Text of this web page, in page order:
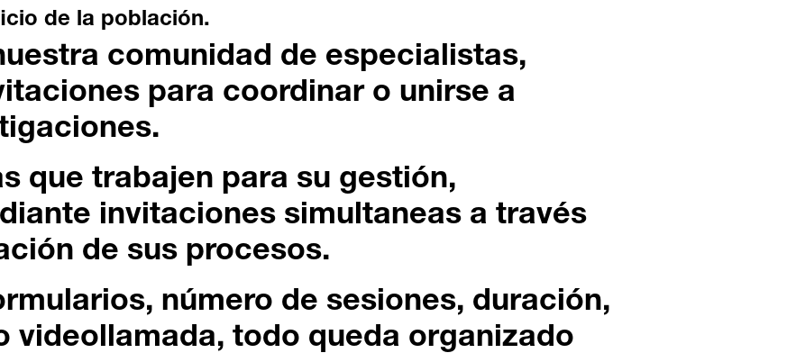
de la población.
comunidad de especialistas,
para coordinar o unirse a
que trabajen para su gestión,
invitaciones simultaneas a través
de sus procesos.
número de sesiones, duración,
videollamada, todo queda organizado